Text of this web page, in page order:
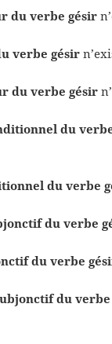
du verbe gésir
verbe gésir
du verbe gésir
du
du verbe
du verbe
du verbe
du verbe